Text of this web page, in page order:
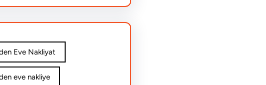
Eve Nakliyat
eve nakliye